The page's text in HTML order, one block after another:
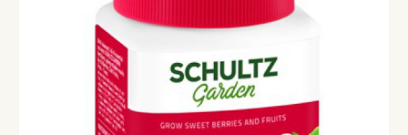
Rinkis puokštę
Vazoniniai augalai